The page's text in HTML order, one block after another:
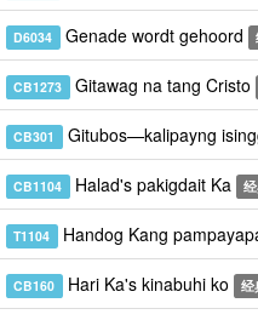
D6034 Genade wordt gehoord
CB1273 Gitawag na tang Cristo
CB301 Gitubos—kalipayng
CB1104 Halad's pakigdait Ka
T1104 Handog Kang
CB160 Hari Ka's kinabuhi ko 经